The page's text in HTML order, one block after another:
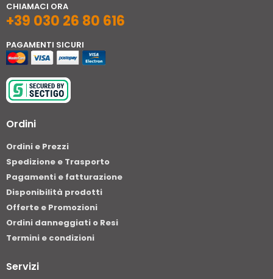
CHIAMACI ORA
+39 030 26 80 616
PAGAMENTI SICURI
Ordini
Ordini e Prezzi
Spedizione e Trasporto
Pagamenti e fatturazione
Disponibilità prodotti
Offerte e Promozioni
Ordini danneggiati o Resi
Termini e condizioni
Servizi